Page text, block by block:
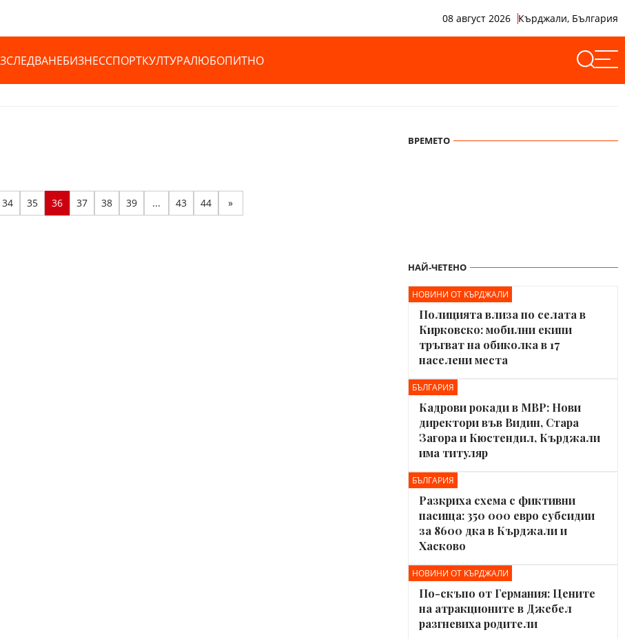
08 август 2026 Кърджали, България
БИЗНЕССПОРТКУЛТУРАЛЮБОПИТНО
34 35 36 37 38 39 ... 43 44 »
ВРЕМЕТО
НАЙ-ЧЕТЕНО
НОВИНИ ОТ КЪРДЖАЛИ
Полицията влиза по селата в
Кирковско: мобилни екипи
тръгват на обиколка в 17
населени места
БЪЛГАРИЯ
Кадрови рокади в МВР: Нови
директори във Видин, Стара
Загора и Кюстендил, Кърджали
има титуляр
БЪЛГАРИЯ
Разкриха схема с фиктивни
пасища: 350 000 евро субсидии
за 8600 дка в Кърджали и
Хасково
НОВИНИ ОТ КЪРДЖАЛИ
По-скъпо от Германия: Цените
на атракционите в Джебел
разгневиха родители